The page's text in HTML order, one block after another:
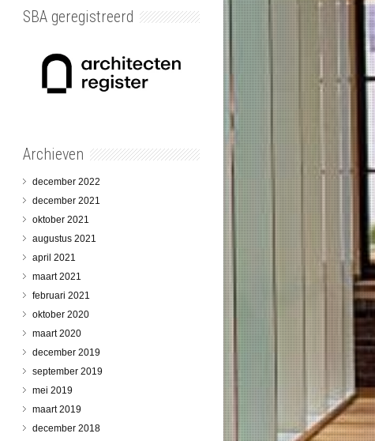
SBA geregistreerd
Archieven
december 2022
december 2021
oktober 2021
augustus 2021
april 2021
maart 2021
februari 2021
oktober 2020
maart 2020
december 2019
september 2019
mei 2019
maart 2019
december 2018